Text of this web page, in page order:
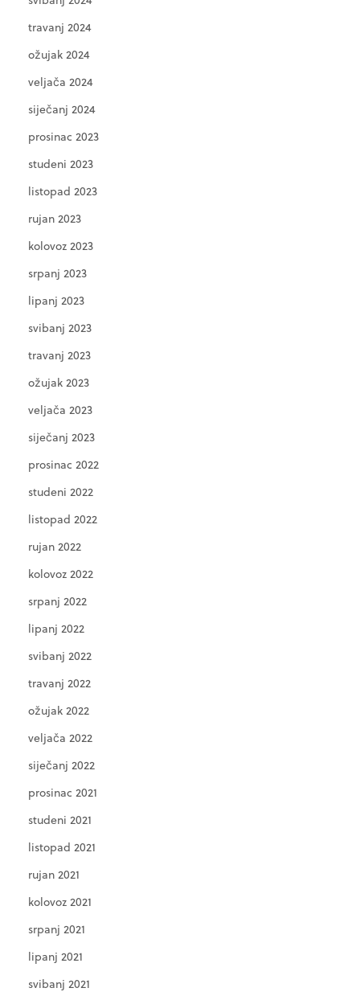
travanj 2024
ožujak 2024
veljača 2024
siječanj 2024
prosinac 2023
studeni 2023
listopad 2023
rujan 2023
kolovoz 2023
srpanj 2023
lipanj 2023
svibanj 2023
travanj 2023
ožujak 2023
veljača 2023
siječanj 2023
prosinac 2022
studeni 2022
listopad 2022
rujan 2022
kolovoz 2022
srpanj 2022
lipanj 2022
svibanj 2022
travanj 2022
ožujak 2022
veljača 2022
siječanj 2022
prosinac 2021
studeni 2021
listopad 2021
rujan 2021
kolovoz 2021
srpanj 2021
lipanj 2021
svibanj 2021